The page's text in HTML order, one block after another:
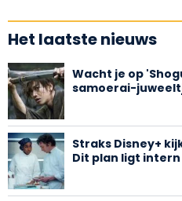
Het laatste nieuws
Wacht je op
samoerai-
Straks Disney+
Dit plan ligt